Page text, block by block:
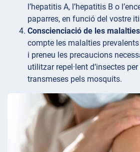
l’hepatitis A, l’hepatitis B o
paparres, en funció del vostre
Conscienciació de les malalties
compte les malalties
i preneu les precaucions
utilitzar repel·lent d’insectes
transmeses pels mosquits.